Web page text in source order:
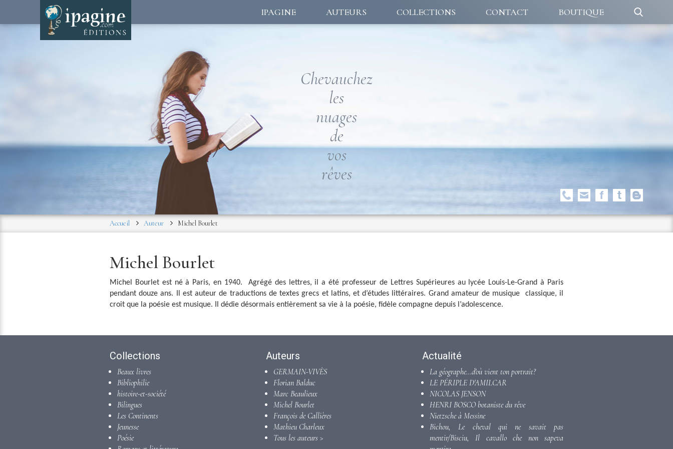
IPAGINE AUTEURS COLLECTIONS CONTACT BOUTIQUE
Chevauchez
les
nuages
de
vos
rêves
Accueil Auteur Michel Bourlet
Michel Bourlet
Michel Bourletest né à Paris, en 1940. Agrégé des lettres, il a été professeur de Lettres Supérieures au lycée Louis-Le-Grand à Paris
pendant douze ans. Il est auteur de traductions de textes grecs et latins, et d’études littéraires. Grand amateur de musique classique, il
croit que la poésie est musique. Il dédie désormais entièrement sa vie à la poésie, fidèle compagne depuis l’adolescence.
Collections
Beaux livres
Bibliophilie
histoire-et-société
Bilingues
Les Continents
Jeunesse
Poésie
Auteurs
GERMAIN-VIVÈS
Florian Balduc
Marc Beaulieux
Michel Bourlet
François de Callières
Mathieu Charleux
Tous les auteurs >
Actualité
La géographe...d'où vient ton portrait?
LE PÉRIPLE D'AMILCAR
NICOLAS JENSON
HENRI BOSCO botaniste du rêve
Nietzsche à Messine
Bichou, Le cheval qui ne savait pas
mentir/Bisciu, Il cavallo che non sapeva